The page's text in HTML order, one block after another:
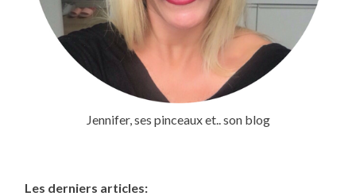
Jennifer, ses pinceaux et.. son blog
Les derniers articles: